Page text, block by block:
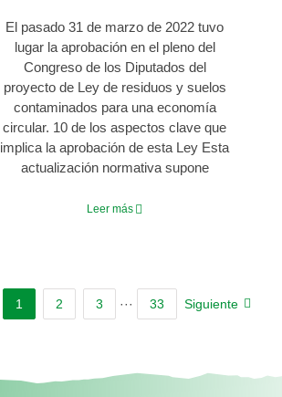
El pasado 31 de marzo de 2022 tuvo
lugar la aprobación en el pleno del
Congreso de los Diputados del
proyecto de Ley de residuos y suelos
contaminados para una economía
circular. 10 de los aspectos clave que
implica la aprobación de esta Ley Esta
actualización normativa supone
Leer más
1 2 3 ··· 33 Siguiente